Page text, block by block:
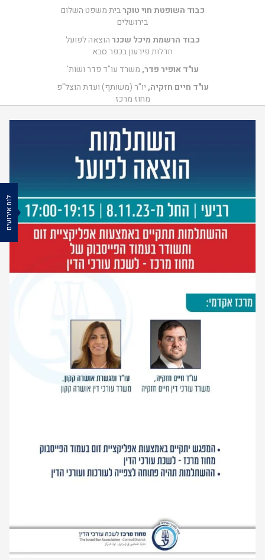
כבוד השופטת חוי טוקרבית משפט השלום
בירושלים
כבוד הרשמת מיכל שכנרהוצאה לפועל
חדלות פירעון בכפר סבא
עו"ד אופיר פדר, משרד עו"ד פדר ושות'
עו"ד חיים חזקיה, יו"ר (משותף) ועדת הוצל"פ
מחוז מרכז
לוח אירועים